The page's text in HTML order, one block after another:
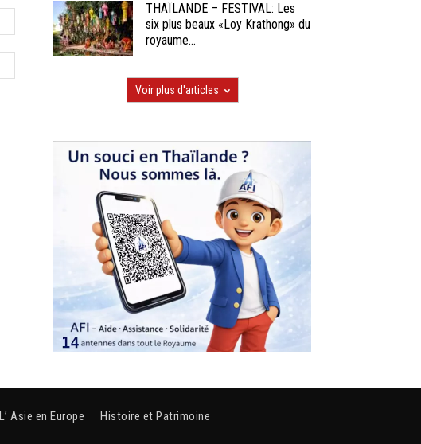
THAÏLANDE – FESTIVAL: Les
six plus beaux «Loy Krathong» du
royaume...
Voir plus d'articles
L’ Asie en Europe Histoire et Patrimoine